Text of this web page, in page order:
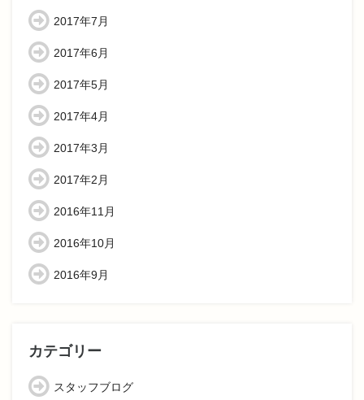
2017年7月
2017年6月
2017年5月
2017年4月
2017年3月
2017年2月
2016年11月
2016年10月
2016年9月
カテゴリー
スタッフブログ